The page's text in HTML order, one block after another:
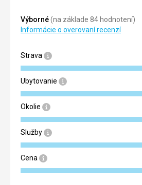
Výborné(na základe 84 hodnotení)
Informácie o overovaní recenzí
Strava
Ubytovanie
Okolie
Služby
Cena